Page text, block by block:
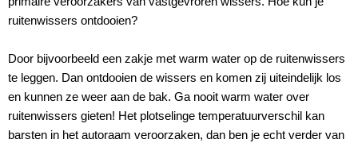
ruitenwissers ontdooien?
Door bijvoorbeeld een zakje met warm water op de ruitenwissers
te leggen. Dan ontdooien de wissers en komen zij uiteindelijk los
en kunnen ze weer aan de bak. Ga nooit warm water over
ruitenwissers gieten! Het plotselinge temperatuurverschil kan
barsten in het autoraam veroorzaken, dan ben je echt verder van